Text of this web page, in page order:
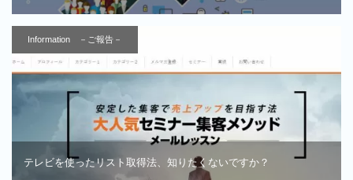
Information －ご報告－
テレビを使ったリスト取得法、知りたくないですか？